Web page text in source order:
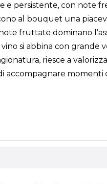
e persistente, con note
al bouquet una
fruttate dominano
si abbina con grande
riesce a
accompagnare momenti